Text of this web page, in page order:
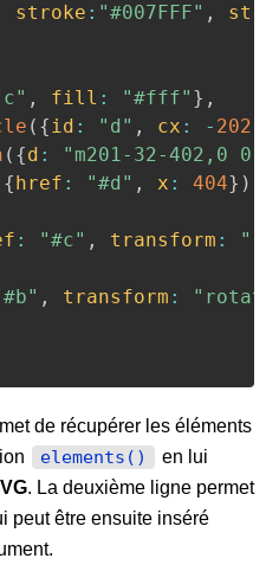
stroke : "#007FFF" ,
, fill : "#fff" } ,
( {id : "d" , cx : - 202
( {d :
"m201-32-402,0
{href : "#d" , x : 404} )
: "#c" , transform :
, transform :
de récupérer les éléments
elements()
en lui
. La deuxième ligne permet
peut être ensuite inséré